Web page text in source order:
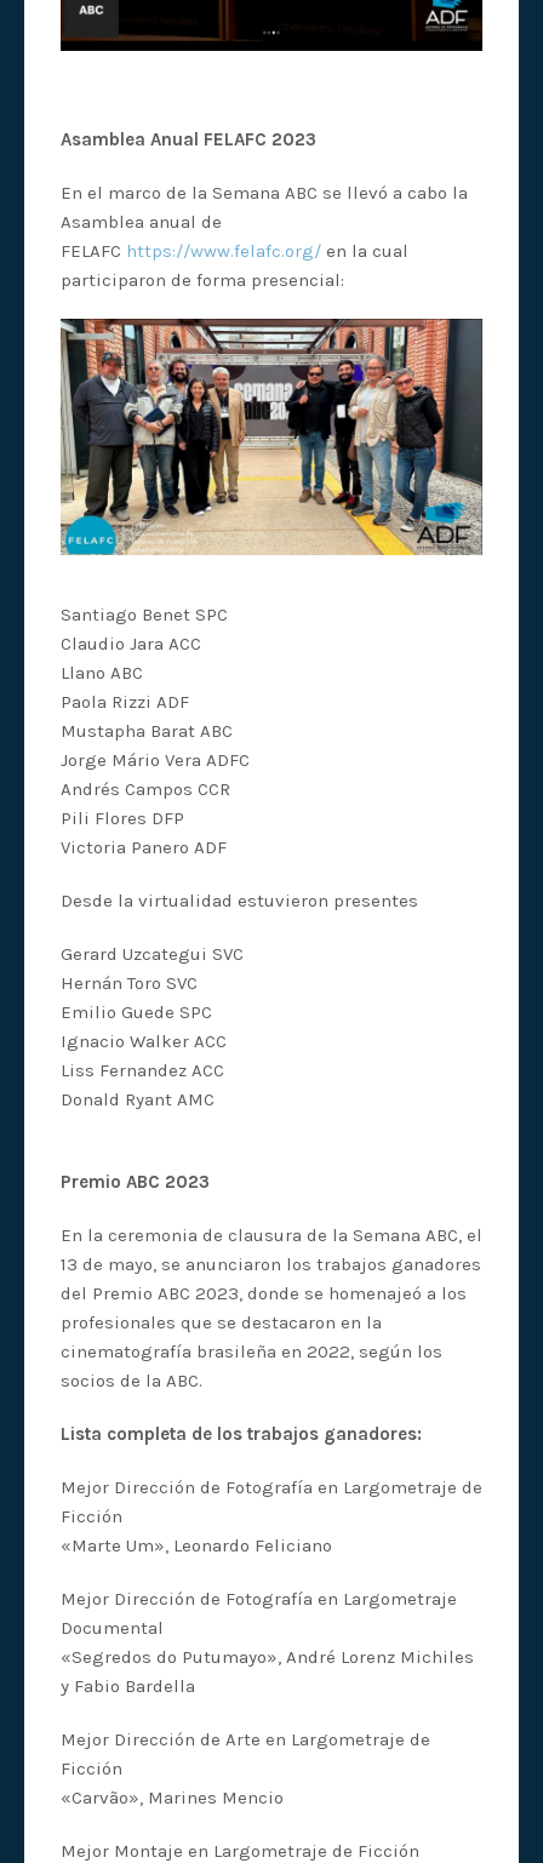
Asamblea Anual FELAFC 2023
En el marco de la Semana ABC se llevó a cabo la
Asamblea anual de
FELAFC https://www.felafc.org/ en la cual
participaron de forma presencial:
Santiago Benet SPC
Claudio Jara ACC
Llano ABC
Paola Rizzi ADF
Mustapha Barat ABC
Jorge Mário Vera ADFC
Andrés Campos CCR
Pili Flores DFP
Victoria Panero ADF
Desde la virtualidad estuvieron presentes
Gerard Uzcategui SVC
Hernán Toro SVC
Emilio Guede SPC
Ignacio Walker ACC
Liss Fernandez ACC
Donald Ryant AMC
Premio ABC 2023
En la ceremonia de clausura de la Semana ABC, el
13 de mayo, se anunciaron los trabajos ganadores
del Premio ABC 2023, donde se homenajeó a los
profesionales que se destacaron en la
cinematografía brasileña en 2022, según los
socios de la ABC.
Lista completa de los trabajos ganadores:
Mejor Dirección de Fotografía en Largometraje de
Ficción
«Marte Um», Leonardo Feliciano
Mejor Dirección de Fotografía en Largometraje
Documental
«Segredos do Putumayo», André Lorenz Michiles
y Fabio Bardella
Mejor Dirección de Arte en Largometraje de
Ficción
«Carvão», Marines Mencio
Mejor Montaje en Largometraje de Ficción